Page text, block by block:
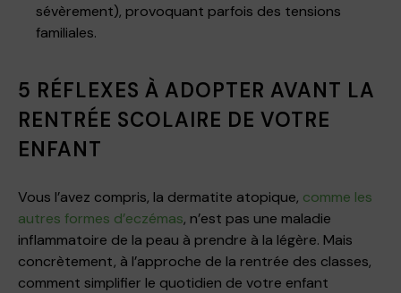
sévèrement), provoquant parfois des tensions
familiales.
5 RÉFLEXES À ADOPTER AVANT LA
RENTRÉE SCOLAIRE DE VOTRE
ENFANT
Vous l’avez compris, la dermatite atopique, comme les
autres formes d’eczémas, n’est pas une maladie
inflammatoire de la peau à prendre à la légère. Mais
concrètement, à l’approche de la rentrée des classes,
comment simplifier le quotidien de votre enfant